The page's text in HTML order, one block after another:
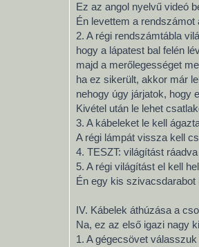
Ez az angol nyelvű videó
Én levettem a rendszámot
2. A régi rendszámtábla
hogy a lápatest bal felén
majd a merőlegességet
ha ez sikerült, akkor már
nehogy úgy járjatok, hogy
Kivétel után le lehet
3. A kábeleket le kell
A régi lámpát vissza kell
4. TESZT: világítást
5. A régi világítást el kell
Én egy kis
IV. Kábelek áthúzása a
Na, ez az első igazi nagy
1. A gégecsövet